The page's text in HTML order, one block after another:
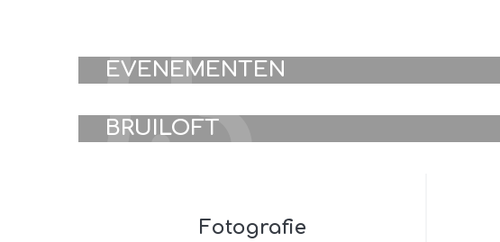
EVENEMENTEN
01
BRUILOFT
03
Fotografie